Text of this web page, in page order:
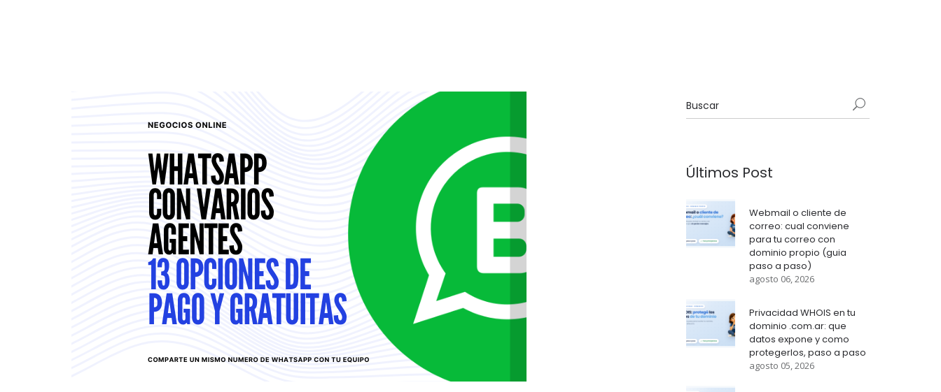
Últimos Post
Webmail o cliente de
correo: cual conviene
para tu correo con
dominio propio (guia
paso a paso)
agosto 06, 2026
Privacidad WHOIS en tu
dominio .com.ar: que
datos expone y como
protegerlos, paso a paso
agosto 05, 2026